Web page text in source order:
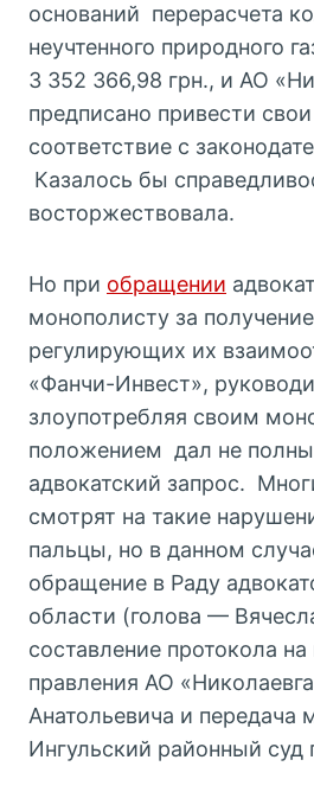
оснований перерасчета
неучтенного природного
3 352 366,98 грн., и АО
предписано привести
соответствие с
Казалось бы
восторжествовала.
Но при обращении
монополисту за
регулирующих их
«Фанчи-Инвест»,
злоупотребляя своим
положением дал не
адвокатский запрос.
смотрят на такие
пальцы, но в данном
обращение в Раду
области (голова —
составление протокола на
правления АО
Анатольевича и передача
Ингульский районный суд